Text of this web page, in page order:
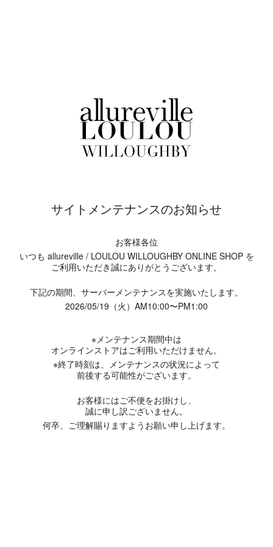
サイトメンテナンスのお知らせ
お客様各位
いつも allureville / LOULOU WILLOUGHBY ONLINE SHOP を
ご利用いただき誠にありがとうございます。
下記の期間、サーバーメンテナンスを実施いたします。
2026/05/19（火）AM10:00〜PM1:00
※メンテナンス期間中は
オンラインストアはご利用いただけません。
※終了時刻は、メンテナンスの状況によって
前後する可能性がございます。
お客様にはご不便をお掛けし、
誠に申し訳ございません。
何卒、ご理解賜りますようお願い申し上げます。